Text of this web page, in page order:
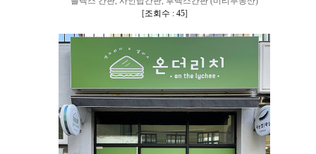
[조회수 : 45]